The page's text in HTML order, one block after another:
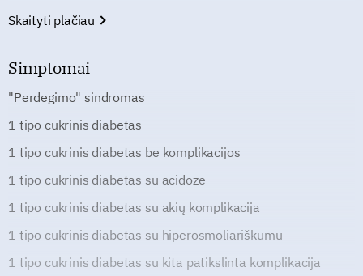
Skaityti plačiau
Simptomai
"Perdegimo" sindromas
1 tipo cukrinis diabetas
1 tipo cukrinis diabetas be komplikacijos
1 tipo cukrinis diabetas su acidoze
1 tipo cukrinis diabetas su akių komplikacija
1 tipo cukrinis diabetas su hiperosmoliariškumu
1 tipo cukrinis diabetas su kita patikslinta komplikacija